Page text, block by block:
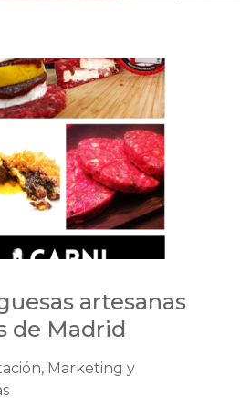
artesanas
de Madrid
Marketing y